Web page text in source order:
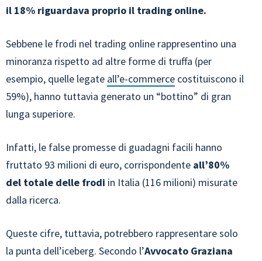
il 18% riguardava proprio il trading online.
Sebbene le frodi nel trading online rappresentino una
minoranza rispetto ad altre forme di truffa (per
esempio, quelle legate all’e-commerce costituiscono il
59%), hanno tuttavia generato un “bottino” di gran
lunga superiore.
Infatti, le false promesse di guadagni facili hanno
fruttato 93 milioni di euro, corrispondente all’80%
del totale delle frodi in Italia (116 milioni) misurate
dalla ricerca.
Queste cifre, tuttavia, potrebbero rappresentare solo
la punta dell’iceberg. Secondo l’Avvocato Graziana